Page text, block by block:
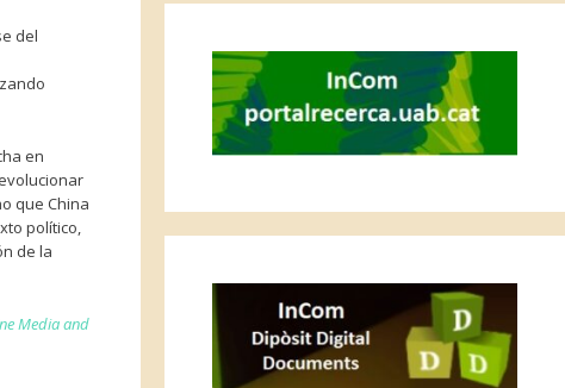
del
en
que China
político,
de la
Media and